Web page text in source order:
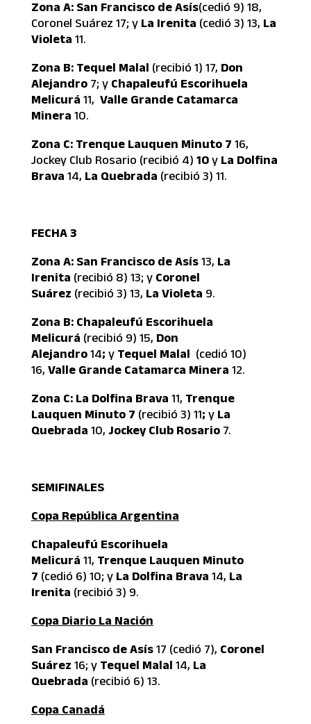
Zona A: San Francisco de Asís(cedió 9) 18,
Coronel Suárez 17; y La Irenita (cedió 3) 13, La
Violeta 11.
Zona B: Tequel Malal (recibió 1) 17, Don
Alejandro 7; y Chapaleufú Escorihuela
Melicurá 11, Valle Grande Catamarca
Minera 10.
Zona C: Trenque Lauquen Minuto 7 16,
Jockey Club Rosario (recibió 4) 10 y La Dolfina
Brava 14, La Quebrada (recibió 3) 11.
FECHA 3
Zona A: San Francisco de Asís 13, La
Irenita (recibió 8) 13; y Coronel
Suárez (recibió 3) 13, La Violeta 9.
Zona B: Chapaleufú Escorihuela
Melicurá (recibió 9) 15, Don
Alejandro 14; y Tequel Malal (cedió 10)
16, Valle Grande Catamarca Minera 12.
Zona C: La Dolfina Brava 11, Trenque
Lauquen Minuto 7 (recibió 3) 11; y La
Quebrada 10, Jockey Club Rosario7.
SEMIFINALES
Copa República Argentina
Chapaleufú Escorihuela
Melicurá 11, Trenque Lauquen Minuto
7 (cedió 6) 10; y La Dolfina Brava 14, La
Irenita (recibió 3) 9.
Copa Diario La Nación
San Francisco de Asís 17 (cedió 7), Coronel
Suárez 16; y Tequel Malal 14, La
Quebrada (recibió 6) 13.
Copa Canadá